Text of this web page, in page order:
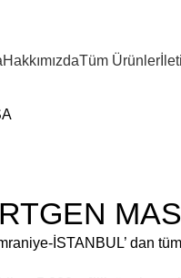
HakkımızdaTüm Ürünler
İSTANBUL’ dan